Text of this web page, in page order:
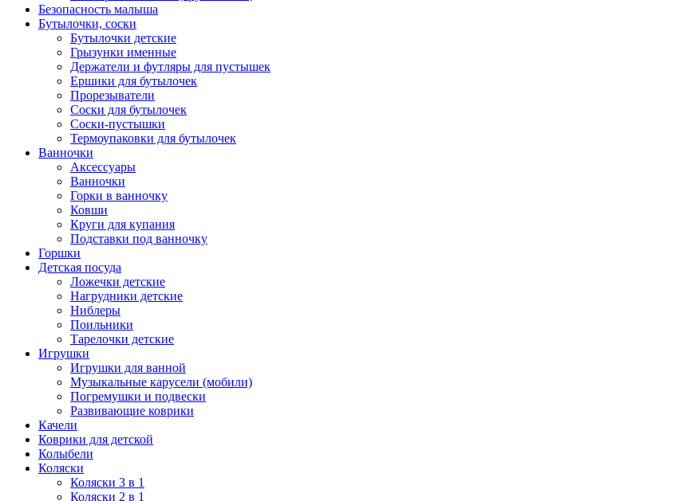
Безопасность малыша
Бутылочки, соски
Бутылочки детские
Грызунки именные
Держатели и футляры для пустышек
Ершики для бутылочек
Прорезыватели
Соски для бутылочек
Соски-пустышки
Термоупаковки для бутылочек
Ванночки
Аксессуары
Ванночки
Горки в ванночку
Ковши
Круги для купания
Подставки под ванночку
Горшки
Детская посуда
Ложечки детские
Нагрудники детские
Ниблеры
Поильники
Тарелочки детские
Игрушки
Игрушки для ванной
Музыкальные карусели (мобили)
Погремушки и подвески
Развивающие коврики
Качели
Коврики для детской
Колыбели
Коляски
Коляски 3 в 1
Коляски 2 в 1